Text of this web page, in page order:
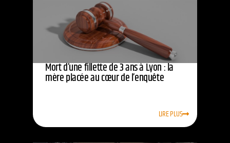
Mort d’une fillette de 3 ans à Lyon : la
mère placée au cœur de l’enquête
LIRE PLUS